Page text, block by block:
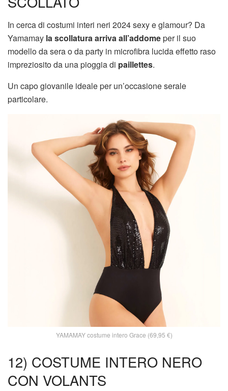
In cerca di costumi interi neri 2024 sexy e glamour? Da
Yamamay la scollatura arriva all’addomeper il suo
modello da sera o da party in microfibra lucida effetto raso
impreziosito da una pioggia di paillettes.
Un capo giovanile ideale per un’occasione serale
particolare.
YAMAMAY costume intero Grace (69,95 €)
12) COSTUME INTERO NERO
CON VOLANTS